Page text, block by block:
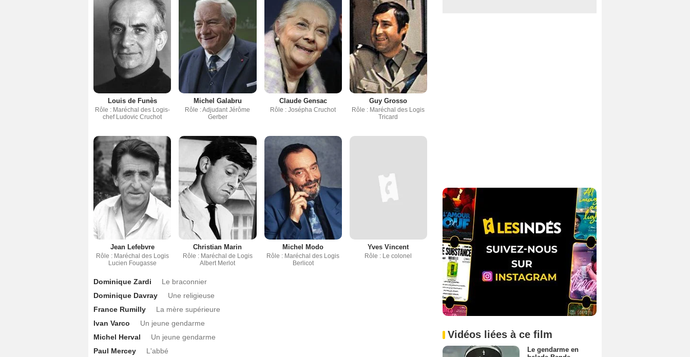
Louis de Funès
Rôle : Maréchal des Logis-
chef Ludovic Cruchot
Michel Galabru
Rôle : Adjudant Jérôme
Gerber
Claude Gensac
Rôle : Josépha Cruchot
Guy Grosso
Rôle : Maréchal des Logis
Tricard
Jean Lefebvre
Rôle : Maréchal des Logis
Lucien Fougasse
Christian Marin
Rôle : Maréchal de Logis
Albert Merlot
Michel Modo
Rôle : Maréchal des Logis
Berlicot
Yves Vincent
Rôle : Le colonel
Dominique Zardi
Le braconnier
Dominique Davray
Une religieuse
France Rumilly
La mère supérieure
Ivan Varco
Un jeune gendarme
Michel Herval
Un jeune gendarme
Paul Mercey
L'abbé
Vidéos liées à ce film
Le gendarme en